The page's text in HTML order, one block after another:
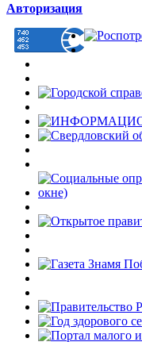
Авторизация